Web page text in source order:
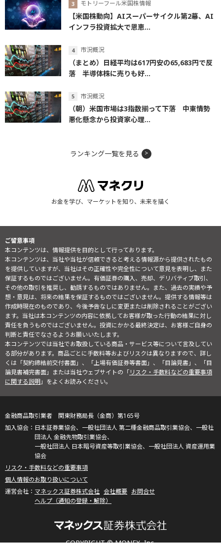
モトリーフール米国株情報
【米国株動向】AIスーパーサイクル第2幕、AI
インフラ投資拡大で恩恵...
市況概況
（まとめ）日経平均は617円安の65,683円で反
落 半導体株に売りも好...
市況概況
（朝）米国市場は3指数揃って下落 中東情勢
悪化懸念から投資家心理...
ランキング一覧を見る
お金を学び、マーケットを知り、未来を描く
ご留意事項
本コンテンツは、情報提供を目的として行っております。
本コンテンツは、当社や当社が信頼できると考える情報源から提供されたもの
を提供していますが、当社はその正確性や完全性について意見を表明し、また
保証するものではございません。有価証券の購入、売却、デリバティブ取引、
その他の取引を推奨し、勧誘するものではありません。また、過去の実績や予
想・意見は、将来の結果を保証するものではございません。提供する情報等は
作成時現在のものであり、今後予告なしに変更または削除されることがござい
ます。当社は本コンテンツの内容に依拠してお客様が取った行動の結果に対し
責任を負うものではございません。投資にかかる最終決定は、お客様ご自身の
判断と責任でなさるようお願いいたします。
本コンテンツでは当社でお取扱している商品・サービス等について言及してい
る部分があります。商品ごとに手数料等およびリスクは異なりますので、詳し
くは「契約締結前交付書面」、「上場有価証券等書面」、「目論見書」、「目
論見書補完書面」または当社ウェブサイトの「リスク・手数料などの重要事項
に関する説明」をよくお読みください。
COPYRIGHT © MONEX, Inc.
金融商品取引業者 関東財務局長（金商）第165号
日本証券業協会、一般社団法人 第二種金融商品取引業協会、一般社
団法人 金融先物取引業協会、
一般社団法人 日本暗号資産等取引業協会、一般社団法人 資産運用業
協会
リスク・手数料などの重要事項
個人情報のお取り扱いについて
マネックス証券株式会社 会社概要 お問合せ
ヘルプ（通知の登録・解除）